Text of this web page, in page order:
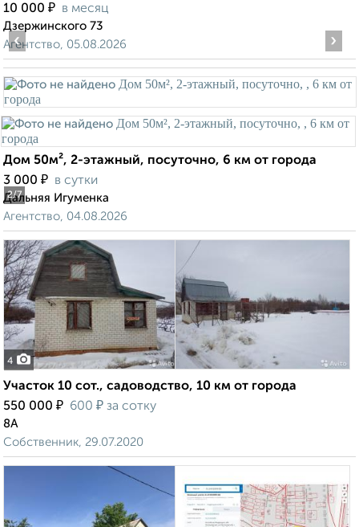
10 000 ₽ в месяц
Дзержинского 73
Агентство, 05.08.2026
2/7
‹ ›
Дом 50м², 2-этажный, посуточно, 6 км от города
3 000 ₽ в сутки
Дальняя Игуменка
Агентство, 04.08.2026
4
Участок 10 сот., садоводство, 10 км от города
550 000 ₽ 600 ₽ за сотку
8А
Собственник, 29.07.2020